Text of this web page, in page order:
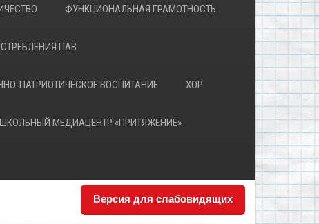
ФУНКЦИОНАЛЬНАЯ ГРАМОТНОСТЬ
ПАВ
ПАТРИОТИЧЕСКОЕ ВОСПИТАНИЕ ХОР
ШКОЛЬНЫЙ МЕДИАЦЕНТР «ПРИТЯЖЕНИЕ»
Версия для слабовидящих